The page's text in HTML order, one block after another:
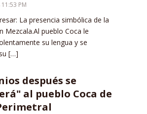
PM
La presencia simbólica de la
Mezcala.Al pueblo Coca le
su lengua y se
[…]
después se
al pueblo Coca de